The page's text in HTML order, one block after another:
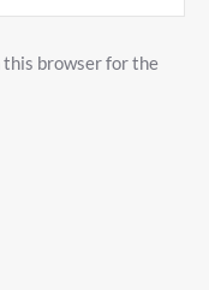
this browser for the